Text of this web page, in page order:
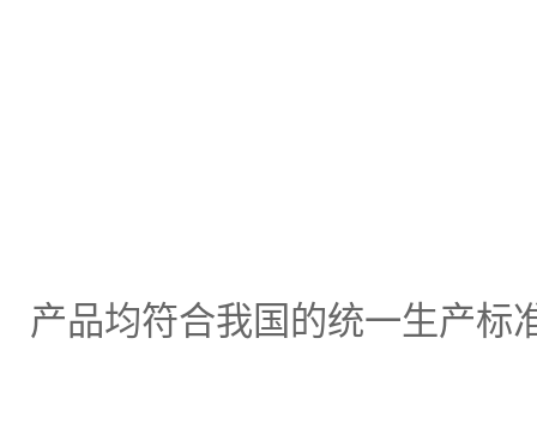
产品均符合我国的统一生产标